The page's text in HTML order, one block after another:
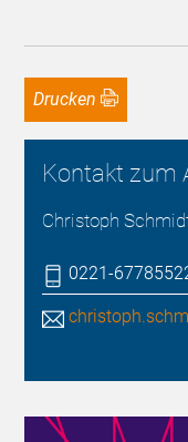
Drucken
Kontakt zum
Christoph
0221-